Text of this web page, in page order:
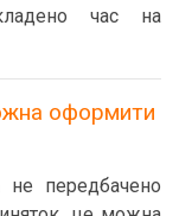
час на
оформити
не передбачено